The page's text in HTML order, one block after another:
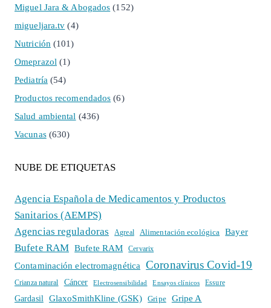
Miguel Jara & Abogados (152)
migueljara.tv (4)
Nutrición (101)
Omeprazol (1)
Pediatría (54)
Productos recomendados (6)
Salud ambiental (436)
Vacunas(630)
NUBE DE ETIQUETAS
Agencia Española de Medicamentos y Productos
Sanitarios (AEMPS)
Agencias reguladoras
Agreal Alimentación ecológica Bayer
Bufete RAM Bufete RAM Cervarix
Contaminación electromagnética Coronavirus Covid-19
Crianza natural Cáncer Electrosensibilidad Ensayos clínicos Essure
Gardasil GlaxoSmithKline (GSK) Gripe Gripe A